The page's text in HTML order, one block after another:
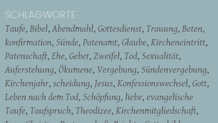
SCHLAGWORTE
Taufe Bibel Abendmahl Gottesdienst Trauung Beten
konfirmation Sünde Patenamt Glaube Kircheneintritt
Patenschaft Ehe Gebet Zweifel Tod Sexualität
Auferstehung Ökumene Vergebung Sündenvergebung
Kirchenjahr scheidung Jesus Konfessionswechsel Gott
Leben nach dem Tod Schöpfung liebe evangelische
Taufe Taufspruch Theodizee Kirchenmitgliedschaft